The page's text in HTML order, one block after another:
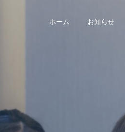
ホーム お知らせ